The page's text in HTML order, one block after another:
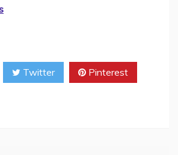
Twitter Pinterest